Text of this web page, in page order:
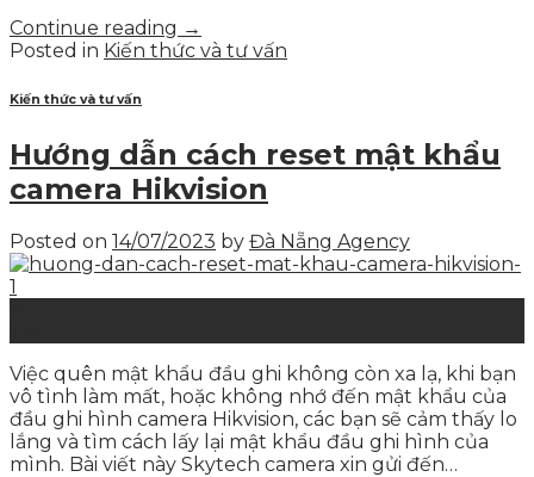
Continue reading →
Posted in Kiến thức và tư vấn
Kiến thức và tư vấn
Hướng dẫn cách reset mật khẩu
camera Hikvision
Posted on 14/07/2023 by Đà Nẵng Agency
Việc quên mật khẩu đầu ghi không còn xa lạ, khi bạn
vô tình làm mất, hoặc không nhớ đến mật khẩu của
đầu ghi hình camera Hikvision, các bạn sẽ cảm thấy lo
lắng và tìm cách lấy lại mật khẩu đầu ghi hình của
mình. Bài viết này Skytech camera xin gửi đến…